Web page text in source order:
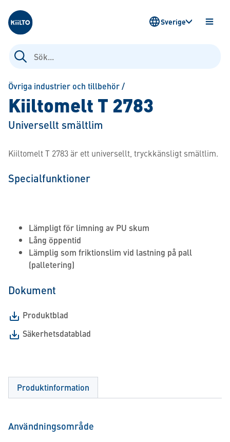
Kiilto Sweden
Sök
efter:
Sverige
Övriga industrier och tillbehör/
Kiiltomelt T 2783
Universellt smältlim
Kiiltomelt T 2783 är ett universellt, tryckkänsligt smältlim.
Specialfunktioner
Lämpligt för limning av PU skum
Lång öppentid
Lämplig som friktionslim vid lastning på pall
(palletering)
Dokument
Produktblad
Säkerhetsdatablad
Produktinformation
Användningsområde